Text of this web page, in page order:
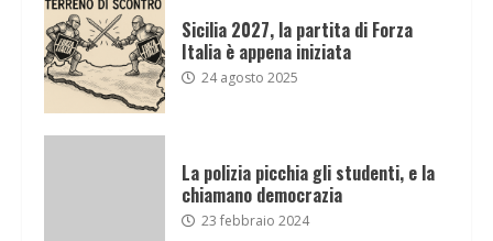
Sicilia 2027, la partita di Forza
Italia è appena iniziata
24 agosto 2025
La polizia picchia gli studenti, e la
chiamano democrazia
23 febbraio 2024